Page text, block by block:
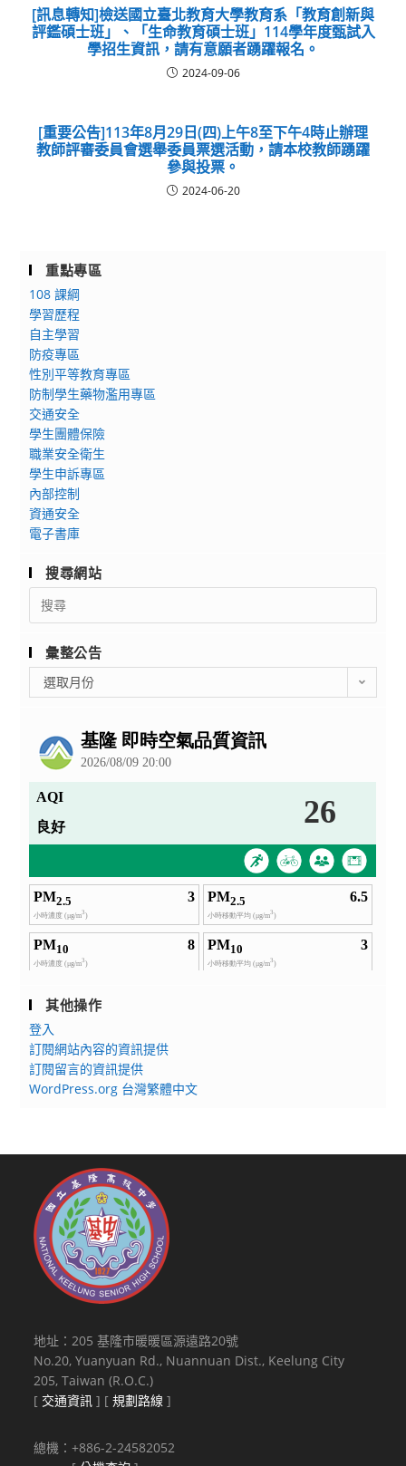
[訊息轉知]檢送國立臺北教育大學教育系「教育創新與
評鑑碩士班」、「生命教育碩士班」114學年度甄試入
學招生資訊，請有意願者踴躍報名。
2024-09-06
[重要公告]113年8月29日(四)上午8至下午4時止辦理
教師評審委員會選舉委員票選活動，請本校教師踴躍
參與投票。
2024-06-20
重點專區
108 課綱
學習歷程
自主學習
防疫專區
性別平等教育專區
防制學生藥物濫用專區
交通安全
學生團體保險
職業安全衛生
學生申訴專區
內部控制
資通安全
電子書庫
搜尋網站
Search
for:
彙整公告
整
選取月份
其他操作
登入
訂閱網站內容的資訊提供
訂閱留言的資訊提供
WordPress.org 台灣繁體中文
地址：205 基隆市暖暖區源遠路20號
No.20, Yuanyuan Rd., Nuannuan Dist., Keelung City
205, Taiwan (R.O.C.)
[ 交通資訊 ] [規劃路線 ]
總機：+886-2-24582052